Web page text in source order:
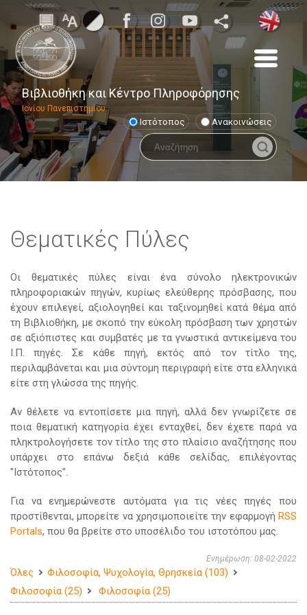
Βιβλιοθήκη και Κέντρο Πληροφόρησης
Ιονίου Πανεπιστημίου
Ιστότοπος Ανακοινώσεις
Θεματικές Πύλες
Οι θεματικές πύλες είναι ένα σύνολο ηλεκτρονικών
πληροφοριακών πηγών, κυρίως ελεύθερης πρόσβασης, που
έχουν επιλεγεί, αξιολογηθεί και ταξινομηθεί κατά θέμα από
τη Βιβλιοθήκη, με σκοπό την εύκολη πρόσβαση των χρηστών
σε αξιόπιστες και συμβατές με τα γνωστικά αντικείμενα του
Ι.Π. πηγές. Σε κάθε πηγή, εκτός από τον τίτλο της,
περιλαμβάνεται και μια σύντομη περιγραφή είτε στα ελληνικά
είτε στη γλώσσα της πηγής.
Αν θέλετε να εντοπίσετε μια πηγή, αλλά δεν γνωρίζετε σε
ποια θεματική κατηγορία έχει ενταχθεί, δεν έχετε παρά να
πληκτρολογήσετε τον τίτλο της στο πλαίσιο αναζήτησης που
υπάρχει στο επάνω δεξιά κάθε σελίδας, επιλέγοντας
"Ιστότοπος".
Για να ενημερώνεστε αυτόματα για τις νέες πηγές που
προστίθενται, μπορείτε να χρησιμοποιείτε την εφαρμογή RSS
Portals, που θα βρείτε στο υποσέλιδο του ιστοτόπου μας.
Ενημέρωση: 08-02-2022
Όλες
Φιλοσοφία, Ψυχολογία, Θρησκεία (103)
Φιλοσοφία (25)
Φιλοσοφία (25)